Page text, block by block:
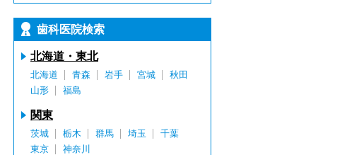
歯科医院検索
北海道・東北
北海道 青森 岩手 宮城
秋田
山形
福島
関東
茨城 栃木 群馬 埼玉
千葉
東京
神奈川